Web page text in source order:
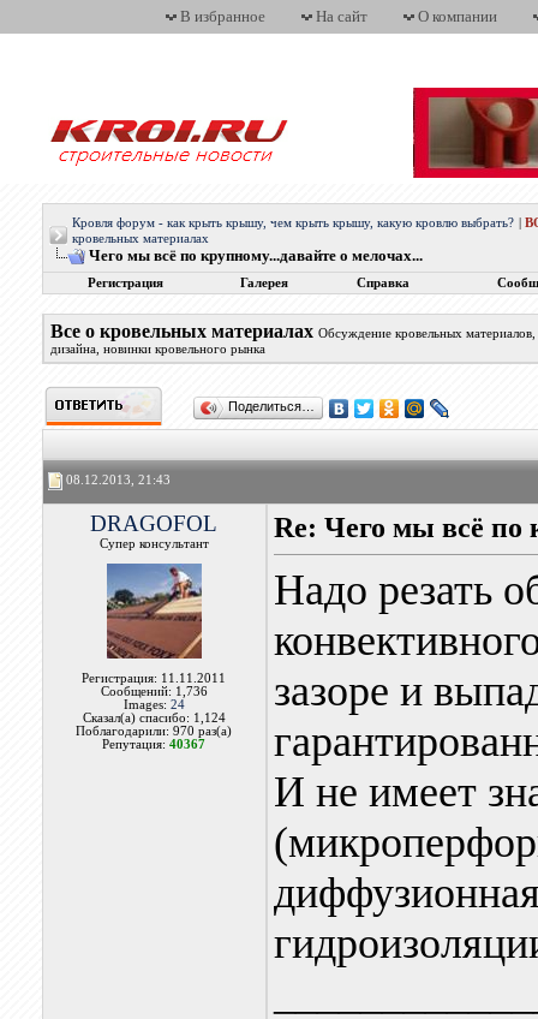
В избранное На сайт О компании
Кровля форум - как крыть крышу, чем крыть крышу, какую кровлю выбрать?
кровельных материалах
Чего мы всё по крупному...давайте о мелочах...
Регистрация Галерея Справка
Все о кровельных материалах Обсуждение кровельных
дизайна, новинки кровельного рынка
Поделиться…
08.12.2013, 21:43
DRAGOFOL
Супер консультант
Регистрация: 11.11.2011
Сообщений: 1,736
Images: 24
Сказал(а) спасибо: 1,124
Поблагодарили: 970 раз(а)
Репутация:40367
Re: Чего мы всё по
Надо резать
зазоре и
И не имеет